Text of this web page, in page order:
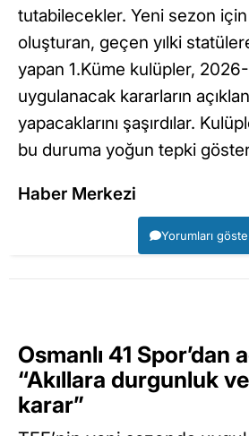
tutabilecekler. Yeni sezon için
oluşturan, geçen yılki
yapan 1.Küme kulüpler,
uygulanacak kararların
yapacaklarını şaşırdılar.
bu duruma yoğun tepki
Haber Merkezi
Yorumları
Osmanlı 41 Spor’dan
“Akıllara durgunluk
karar”